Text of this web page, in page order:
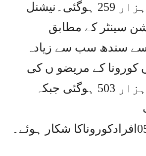
تعداد 6 لاکھ19ہزار 259 ہوگئی۔نیشنل
سینٹر کے مطابق
سے سندھ سب سے زیادہ
کورونا کے مریضو ں کی
تعداد 2لاکھ 62ہزار 503 ہوگئی جبکہ
لاکھ93ہزار054افرادکوروناکا شکار ہوئے۔